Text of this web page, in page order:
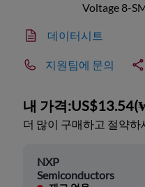
Voltage 8-
데이터시트
지원팀에 문의
내 가격:US$13.54(
더 많이 구매하고 절약
NXP
Semiconductors